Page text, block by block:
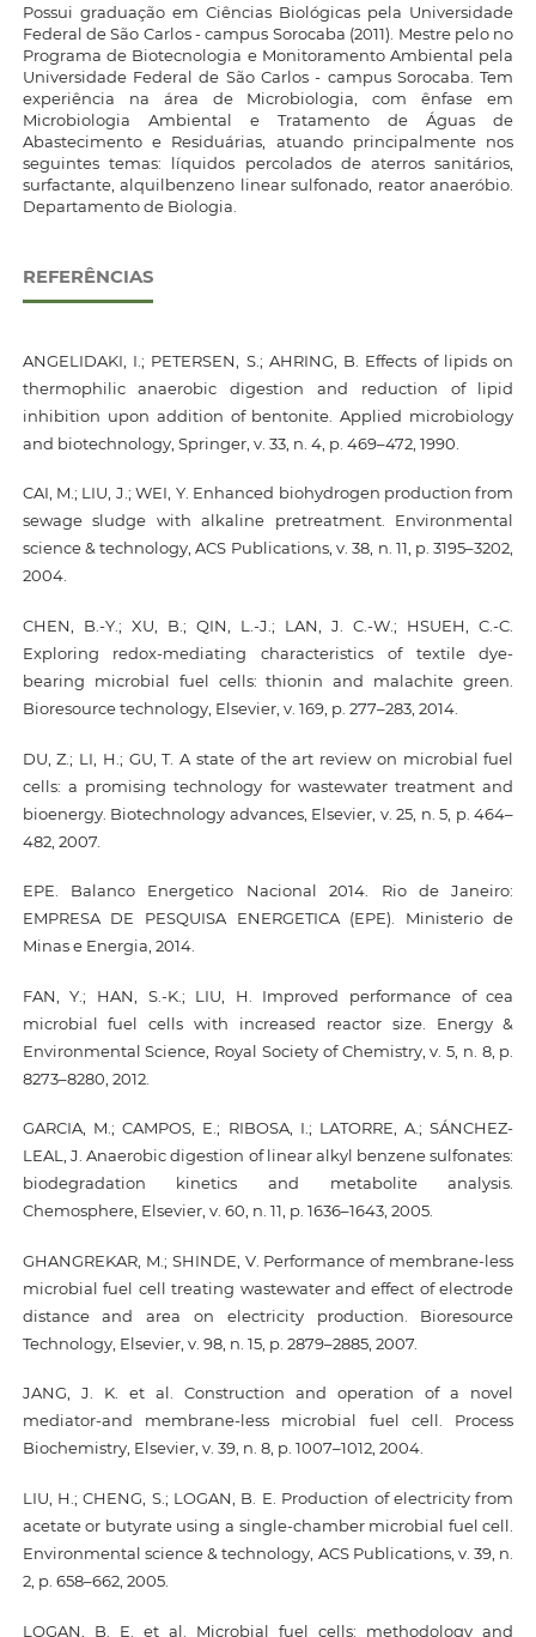
Possui graduação em Ciências Biológicas pela Universidade
Federal de São Carlos - campus Sorocaba (2011). Mestre pelo no
Programa de Biotecnologia e Monitoramento Ambiental pela
Universidade Federal de São Carlos - campus Sorocaba. Tem
experiência na área de Microbiologia, com ênfase em
Microbiologia Ambiental e Tratamento de Águas de
Abastecimento e Residuárias, atuando principalmente nos
seguintes temas: líquidos percolados de aterros sanitários,
surfactante, alquilbenzeno linear sulfonado, reator anaeróbio.
Departamento de Biologia.
REFERÊNCIAS
ANGELIDAKI, I.; PETERSEN, S.; AHRING, B. Effects of lipids on
thermophilic anaerobic digestion and reduction of lipid
inhibition upon addition of bentonite. Applied microbiology
and biotechnology, Springer, v. 33, n. 4, p. 469–472, 1990.
CAI, M.; LIU, J.; WEI, Y. Enhanced biohydrogen production from
sewage sludge with alkaline pretreatment. Environmental
science & technology, ACS Publications, v. 38, n. 11, p. 3195–3202,
2004.
CHEN, B.-Y.; XU, B.; QIN, L.-J.; LAN, J. C.-W.; HSUEH, C.-C.
Exploring redox-mediating characteristics of textile dye-
bearing microbial fuel cells: thionin and malachite green.
Bioresource technology, Elsevier, v. 169, p. 277–283, 2014.
DU, Z.; LI, H.; GU, T. A state of the art review on microbial fuel
cells: a promising technology for wastewater treatment and
bioenergy. Biotechnology advances, Elsevier, v. 25, n. 5, p. 464–
482, 2007.
EPE. Balanco Energetico Nacional 2014. Rio de Janeiro:
EMPRESA DE PESQUISA ENERGETICA (EPE). Ministerio de
Minas e Energia, 2014.
FAN, Y.; HAN, S.-K.; LIU, H. Improved performance of cea
microbial fuel cells with increased reactor size. Energy &
Environmental Science, Royal Society of Chemistry, v. 5, n. 8, p.
8273–8280, 2012.
GARCIA, M.; CAMPOS, E.; RIBOSA, I.; LATORRE, A.; SÁNCHEZ-
LEAL, J. Anaerobic digestion of linear alkyl benzene sulfonates:
biodegradation kinetics and metabolite analysis.
Chemosphere, Elsevier, v. 60, n. 11, p. 1636–1643, 2005.
GHANGREKAR, M.; SHINDE, V. Performance of membrane-less
microbial fuel cell treating wastewater and effect of electrode
distance and area on electricity production. Bioresource
Technology, Elsevier, v. 98, n. 15, p. 2879–2885, 2007.
JANG, J. K. et al. Construction and operation of a novel
mediator-and membrane-less microbial fuel cell. Process
Biochemistry, Elsevier, v. 39, n. 8, p. 1007–1012, 2004.
LIU, H.; CHENG, S.; LOGAN, B. E. Production of electricity from
acetate or butyrate using a single-chamber microbial fuel cell.
Environmental science & technology, ACS Publications, v. 39, n.
2, p. 658–662, 2005.
LOGAN, B. E. et al. Microbial fuel cells: methodology and